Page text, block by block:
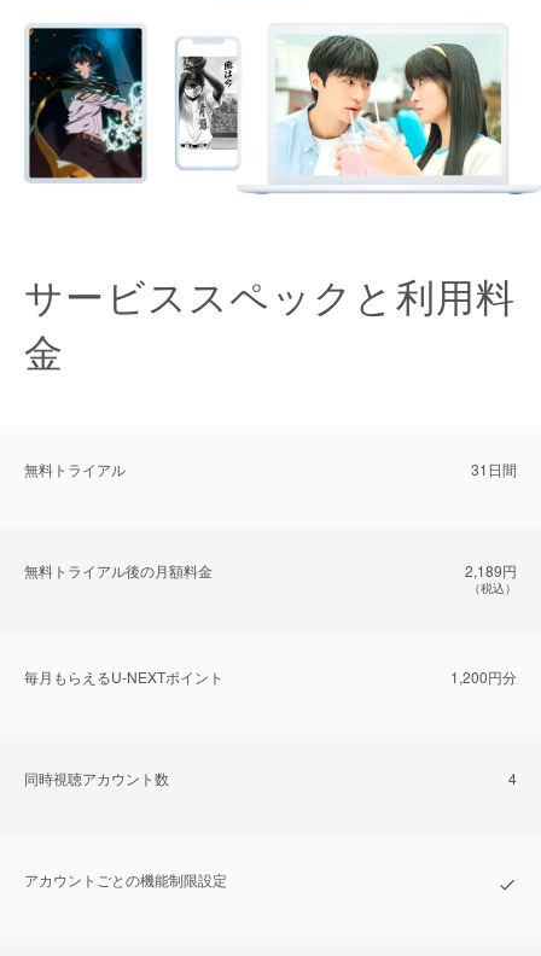
サービススペックと利用料
金
無料トライアル 31日間
無料トライアル後の⽉額料金 2,189円
（税込）
毎⽉もらえるU-NEXTポイント 1,200円分
同時視聴アカウント数 4
アカウントごとの機能制限設定